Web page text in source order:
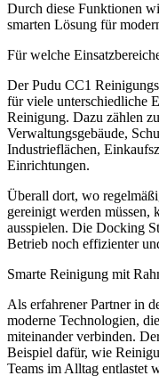
Durch diese Funktionen
smarten Lösung für
Für welche
Der Pudu CC1
für viele unterschiedliche
Reinigung. Dazu zählen
Verwaltungsgebäude,
Industrieflächen,
Einrichtungen.
Überall dort, wo
gereinigt werden müssen,
ausspielen. Die Docking
Betrieb noch effizienter
Smarte Reinigung mit
Als erfahrener Partner in
moderne Technologien,
miteinander verbinden.
Beispiel dafür, wie
Teams im Alltag entlastet